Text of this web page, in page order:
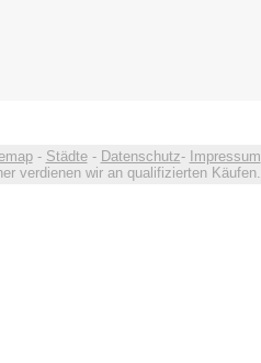
- Städte- Datenschutz- Impressum
verdienen wir an qualifizierten Käufen.